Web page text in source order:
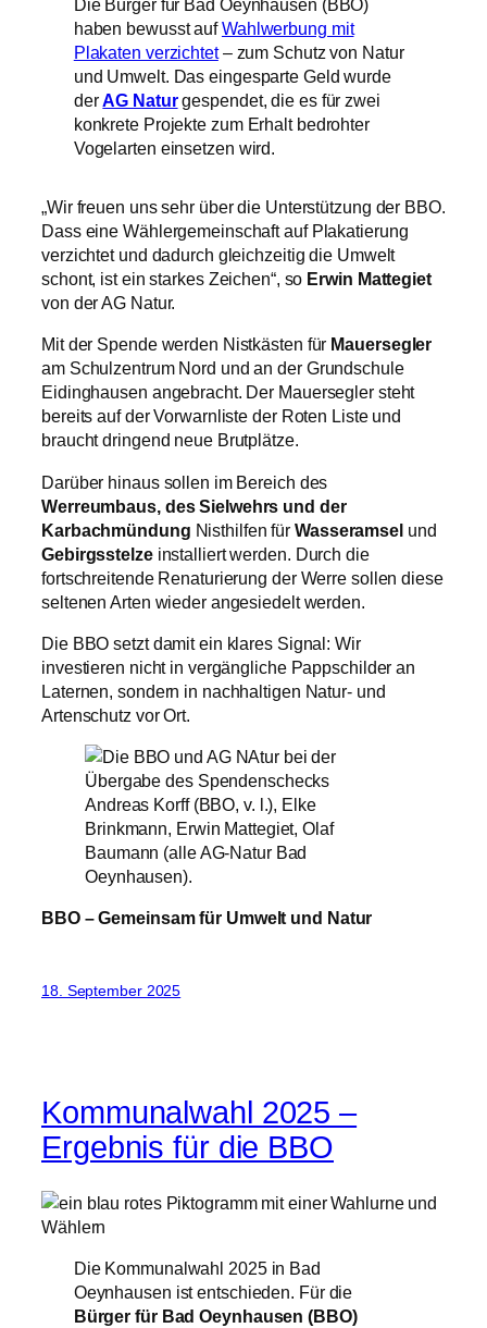
Die Bürger für Bad Oeynhausen (BBO)
haben bewusst aufWahlwerbung mit
Plakaten verzichtet– zum Schutz von Natur
und Umwelt. Das eingesparte Geld wurde
derAG Naturgespendet, die es für zwei
konkrete Projekte zum Erhalt bedrohter
Vogelarten einsetzen wird.
„Wir freuen uns sehr über die Unterstützung der BBO.
Dass eine Wählergemeinschaft auf Plakatierung
verzichtet und dadurch gleichzeitig die Umwelt
schont, ist ein starkes Zeichen“, so Erwin Mattegiet
von der AG Natur.
Mit der Spende werden Nistkästen für Mauersegler
am Schulzentrum Nord und an der Grundschule
Eidinghausen angebracht. Der Mauersegler steht
bereits auf der Vorwarnliste der Roten Liste und
braucht dringend neue Brutplätze.
Darüber hinaus sollen im Bereich des
Werreumbaus, des Sielwehrs und der
Karbachmündung Nisthilfen fürWasseramselund
Gebirgsstelzeinstalliert werden. Durch die
fortschreitende Renaturierung der Werre sollen diese
seltenen Arten wieder angesiedelt werden.
Die BBO setzt damit ein klares Signal: Wir
investieren nicht in vergängliche Pappschilder an
Laternen, sondern in nachhaltigen Natur- und
Artenschutz vor Ort.
Andreas Korff (BBO, v. l.), Elke
Brinkmann, Erwin Mattegiet, Olaf
Baumann (alle AG-Natur Bad
Oeynhausen).
BBO – Gemeinsam für Umwelt und Natur
18. September 2025
Kommunalwahl 2025 –
Ergebnis für die BBO
Die Kommunalwahl 2025 in Bad
Oeynhausen ist entschieden. Für die
Bürger für Bad Oeynhausen (BBO)